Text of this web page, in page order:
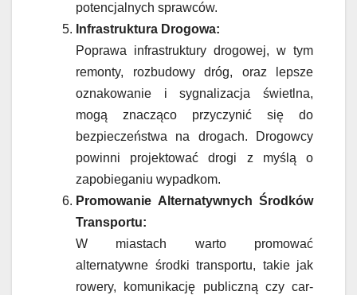
potencjalnych sprawców.
Infrastruktura Drogowa:
Poprawa infrastruktury drogowej, w tym
remonty, rozbudowy dróg, oraz lepsze
oznakowanie i sygnalizacja świetlna,
mogą znacząco przyczynić się do
bezpieczeństwa na drogach. Drogowcy
powinni projektować drogi z myślą o
zapobieganiu wypadkom.
Promowanie Alternatywnych Środków
Transportu:
W miastach warto promować
alternatywne środki transportu, takie jak
rowery, komunikację publiczną czy car-